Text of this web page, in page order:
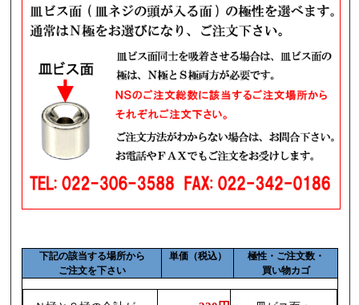
下記の該当する場所から
ご注文を下さい
単価（税込）
極性・ご注文数・
買い物カゴ